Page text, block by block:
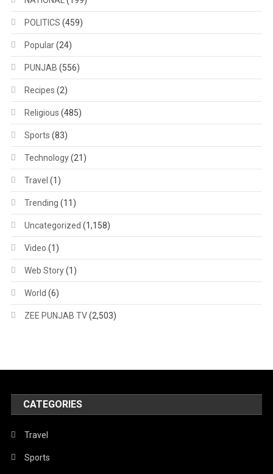
POLITICS (459)
Popular(24)
PUNJAB (556)
Recipes (2)
Religious (485)
Sports (83)
Technology(21)
Travel (1)
Trending (11)
Uncategorized (1,158)
Video (1)
Web Story(1)
World (6)
ZEE PUNJAB TV(2,503)
CATEGORIES
Travel
Sports